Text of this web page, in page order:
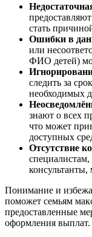
стать
Ошибки в
или
ФИО детей)
следить за
необходимых
знают о всех
что может
доступных
Отсутствие
Понимание и
поможет семьям
предоставленные
оформления выплат.